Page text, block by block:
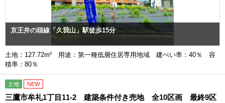
京王井の頭線「久我山」駅徒歩15分
土地：127.72m² 用途：第一種低層住居専用地域 建ぺい率：40％ 容
積率：80％
土地 NEW
三鷹市牟礼1丁目11-2 建築条件付き売地 全10区画 最終9区